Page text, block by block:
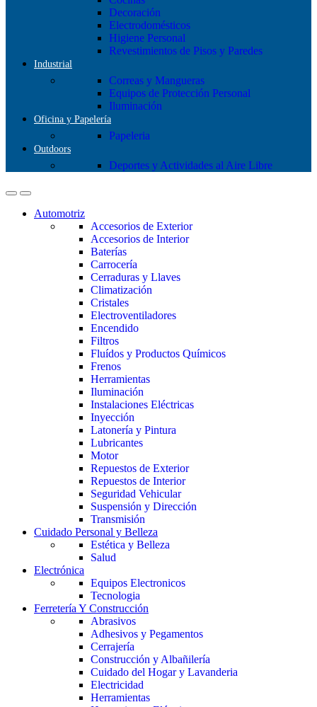
Decoración
Electrodomésticos
Higiene Personal
Revestimientos de Pisos y Paredes
Industrial
Correas y Mangueras
Equipos de Protección Personal
Iluminación
Oficina y Papelería
Papeleria
Outdoors
Deportes y Actividades al Aire Libre
Automotriz
Accesorios de Exterior
Accesorios de Interior
Baterías
Carrocería
Cerraduras y Llaves
Climatización
Cristales
Electroventiladores
Encendido
Filtros
Fluídos y Productos Químicos
Frenos
Herramientas
Iluminación
Instalaciones Eléctricas
Inyección
Latonería y Pintura
Lubricantes
Motor
Repuestos de Exterior
Repuestos de Interior
Seguridad Vehicular
Suspensión y Dirección
Transmisión
Cuidado Personal y Belleza
Estética y Belleza
Salud
Electrónica
Equipos Electronicos
Tecnologia
Ferretería Y Construcción
Abrasivos
Adhesivos y Pegamentos
Cerrajería
Construcción y Albañilería
Cuidado del Hogar y Lavanderia
Electricidad
Herramientas